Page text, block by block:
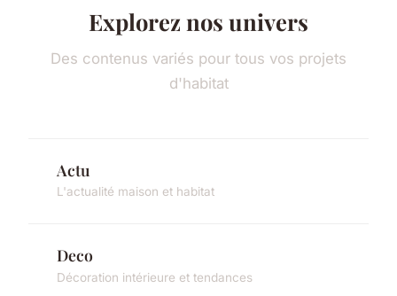
Explorez nos univers
Des contenus variés pour tous vos projets
d'habitat
Actu
L'actualité maison et habitat
Deco
Décoration intérieure et tendances